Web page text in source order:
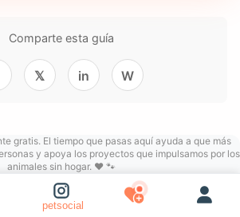
petsocial
Comparte esta guía
𝕏 in W
gratis. El tiempo que pasas aquí ayuda a que más
y apoya los proyectos que impulsamos por los
animales sin hogar. ❤️ 🐾